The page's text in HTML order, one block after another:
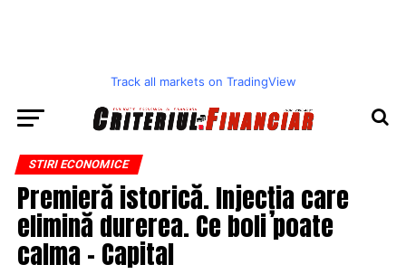
Track all markets on TradingView
STIRI ECONOMICE
Premieră istorică. Injecția care
elimină durerea. Ce boli poate
calma – Capital